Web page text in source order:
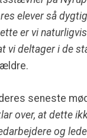
elever så
er vi
vi deltager i de
seneste
over, at dette
og